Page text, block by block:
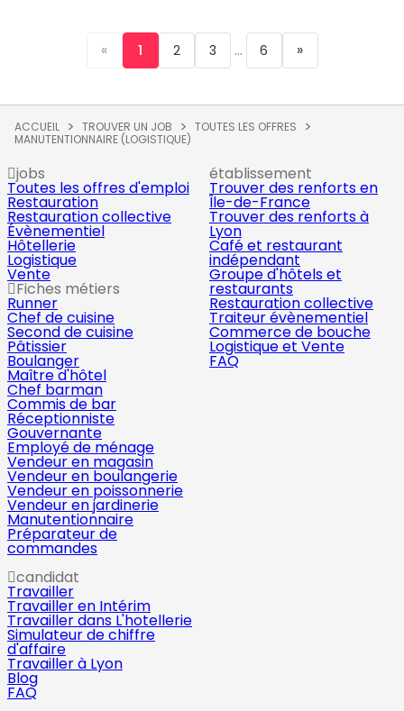
« 1 2 3 ... 6 »
ACCUEIL TROUVER UN JOB
TOUTES LES OFFRES
MANUTENTIONNAIRE (LOGISTIQUE)
jobs
Toutes les offres d'emploi
Restauration
Restauration collective
Évènementiel
Hôtellerie
Logistique
Vente
Fiches métiers
Runner
Chef de cuisine
Second de cuisine
Pâtissier
Boulanger
Maître d'hôtel
Chef barman
Commis de bar
Réceptionniste
Gouvernante
Employé de ménage
Vendeur en magasin
Vendeur en boulangerie
Vendeur en poissonnerie
Vendeur en jardinerie
Manutentionnaire
Préparateur de
commandes
établissement
Trouver des renforts en
Île-de-France
Trouver des renforts à
Lyon
Café et restaurant
indépendant
Groupe d'hôtels et
restaurants
Restauration collective
Traiteur évènementiel
Commerce de bouche
Logistique et Vente
FAQ
candidat
Travailler
Travailler en Intérim
Travailler dans L'hotellerie
Simulateur de chiffre
d'affaire
Travailler à Lyon
Blog
FAQ